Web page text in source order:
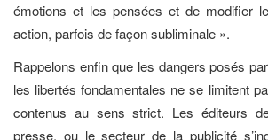
émotions et les pensées et de modifier
action, parfois de façon subliminale ».
Rappelons enfin que les dangers posés
les libertés fondamentales ne se limitent
contenus au sens strict. Les éditeurs
presse, ou le secteur de la publicité